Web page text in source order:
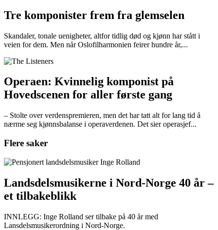
Tre komponister frem fra glemselen
Skandaler, tonale uenigheter, altfor tidlig død og kjønn har stått i
veien for dem. Men når Oslofilharmonien feirer hundre år,...
Operaen: Kvinnelig komponist på
Hovedscenen for aller første gang
– Stolte over verdenspremieren, men det har tatt alt for lang tid å
nærme seg kjønnsbalanse i operaverdenen. Det sier operasjef...
Flere saker
Landsdelsmusikerne i Nord-Norge 40 år –
et tilbakeblikk
INNLEGG: Inge Rolland ser tilbake på 40 år med
Lansdelsmusikerordning i Nord-Norge.